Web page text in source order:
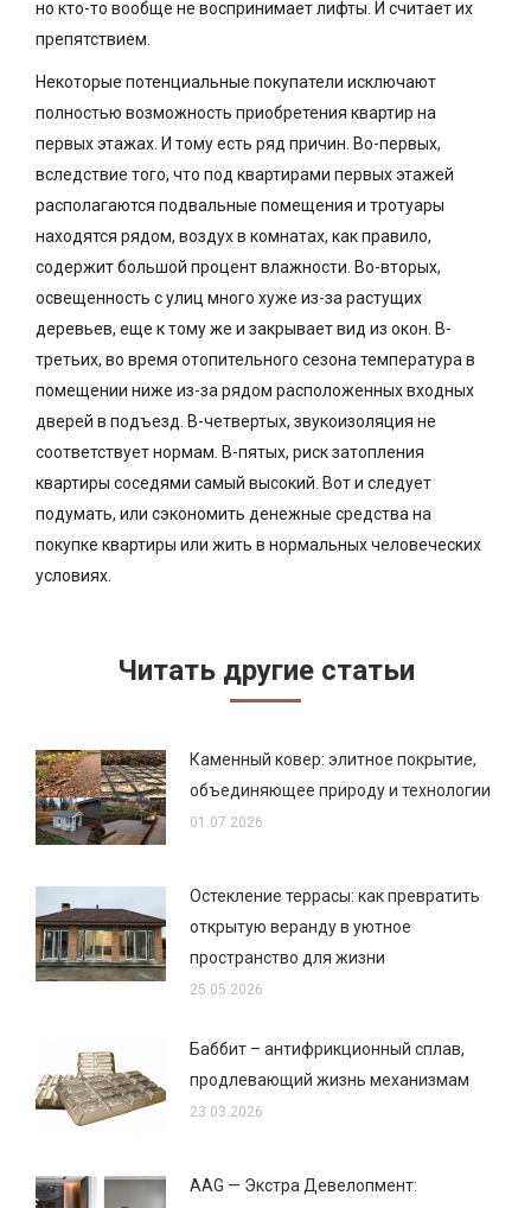
но кто-то вообще не воспринимает лифты. И считает их
препятствием.
Некоторые потенциальные покупатели исключают
полностью возможность приобретения квартир на
первых этажах. И тому есть ряд причин. Во-первых,
вследствие того, что под квартирами первых этажей
располагаются подвальные помещения и тротуары
находятся рядом, воздух в комнатах, как правило,
содержит большой процент влажности. Во-вторых,
освещенность с улиц много хуже из-за растущих
деревьев, еще к тому же и закрывает вид из окон. В-
третьих, во время отопительного сезона температура в
помещении ниже из-за рядом расположенных входных
дверей в подъезд. В-четвертых, звукоизоляция не
соответствует нормам. В-пятых, риск затопления
квартиры соседями самый высокий. Вот и следует
подумать, или сэкономить денежные средства на
покупке квартиры или жить в нормальных человеческих
условиях.
Читать другие статьи
Каменный ковер: элитное покрытие,
объединяющее природу и технологии
01.07.2026
Остекление террасы: как превратить
открытую веранду в уютное
пространство для жизни
25.05.2026
Баббит – антифрикционный сплав,
продлевающий жизнь механизмам
23.03.2026
AAG — Экстра Девелопмент: